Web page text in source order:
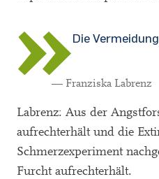
Die
— Franziska Labrenz
Labrenz: Aus der
aufrechterhält und die
Schmerzexperiment
Furcht aufrechterhält.